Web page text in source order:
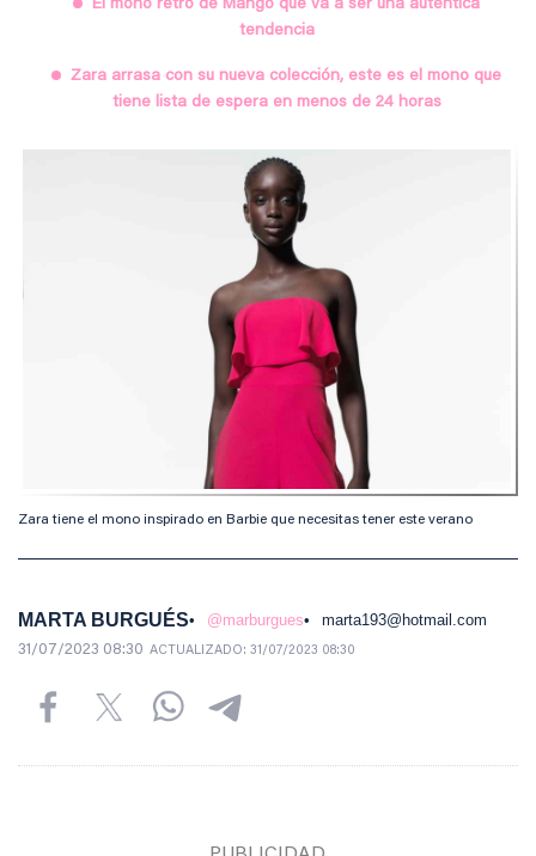
El mono retro de Mango que va a ser una auténtica
tendencia
Zara arrasa con su nueva colección, este es el mono que
tiene lista de espera en menos de 24 horas
Zara tiene el mono inspirado en Barbie que necesitas tener este verano
MARTA BURGUÉS @marburgues marta193@hotmail.com
31/07/2023 08:30 ACTUALIZADO: 31/07/2023 08:30